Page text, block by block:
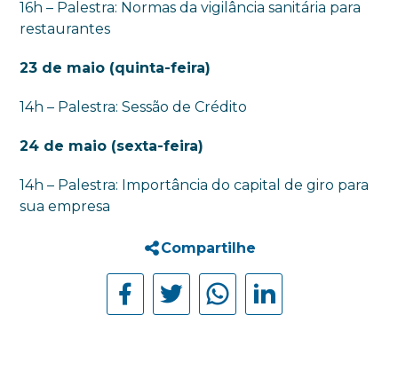
16h – Palestra: Normas da vigilância sanitária para
restaurantes
23 de maio (quinta-feira)
14h – Palestra: Sessão de Crédito
24 de maio (sexta-feira)
14h – Palestra: Importância do capital de giro para
sua empresa
Compartilhe